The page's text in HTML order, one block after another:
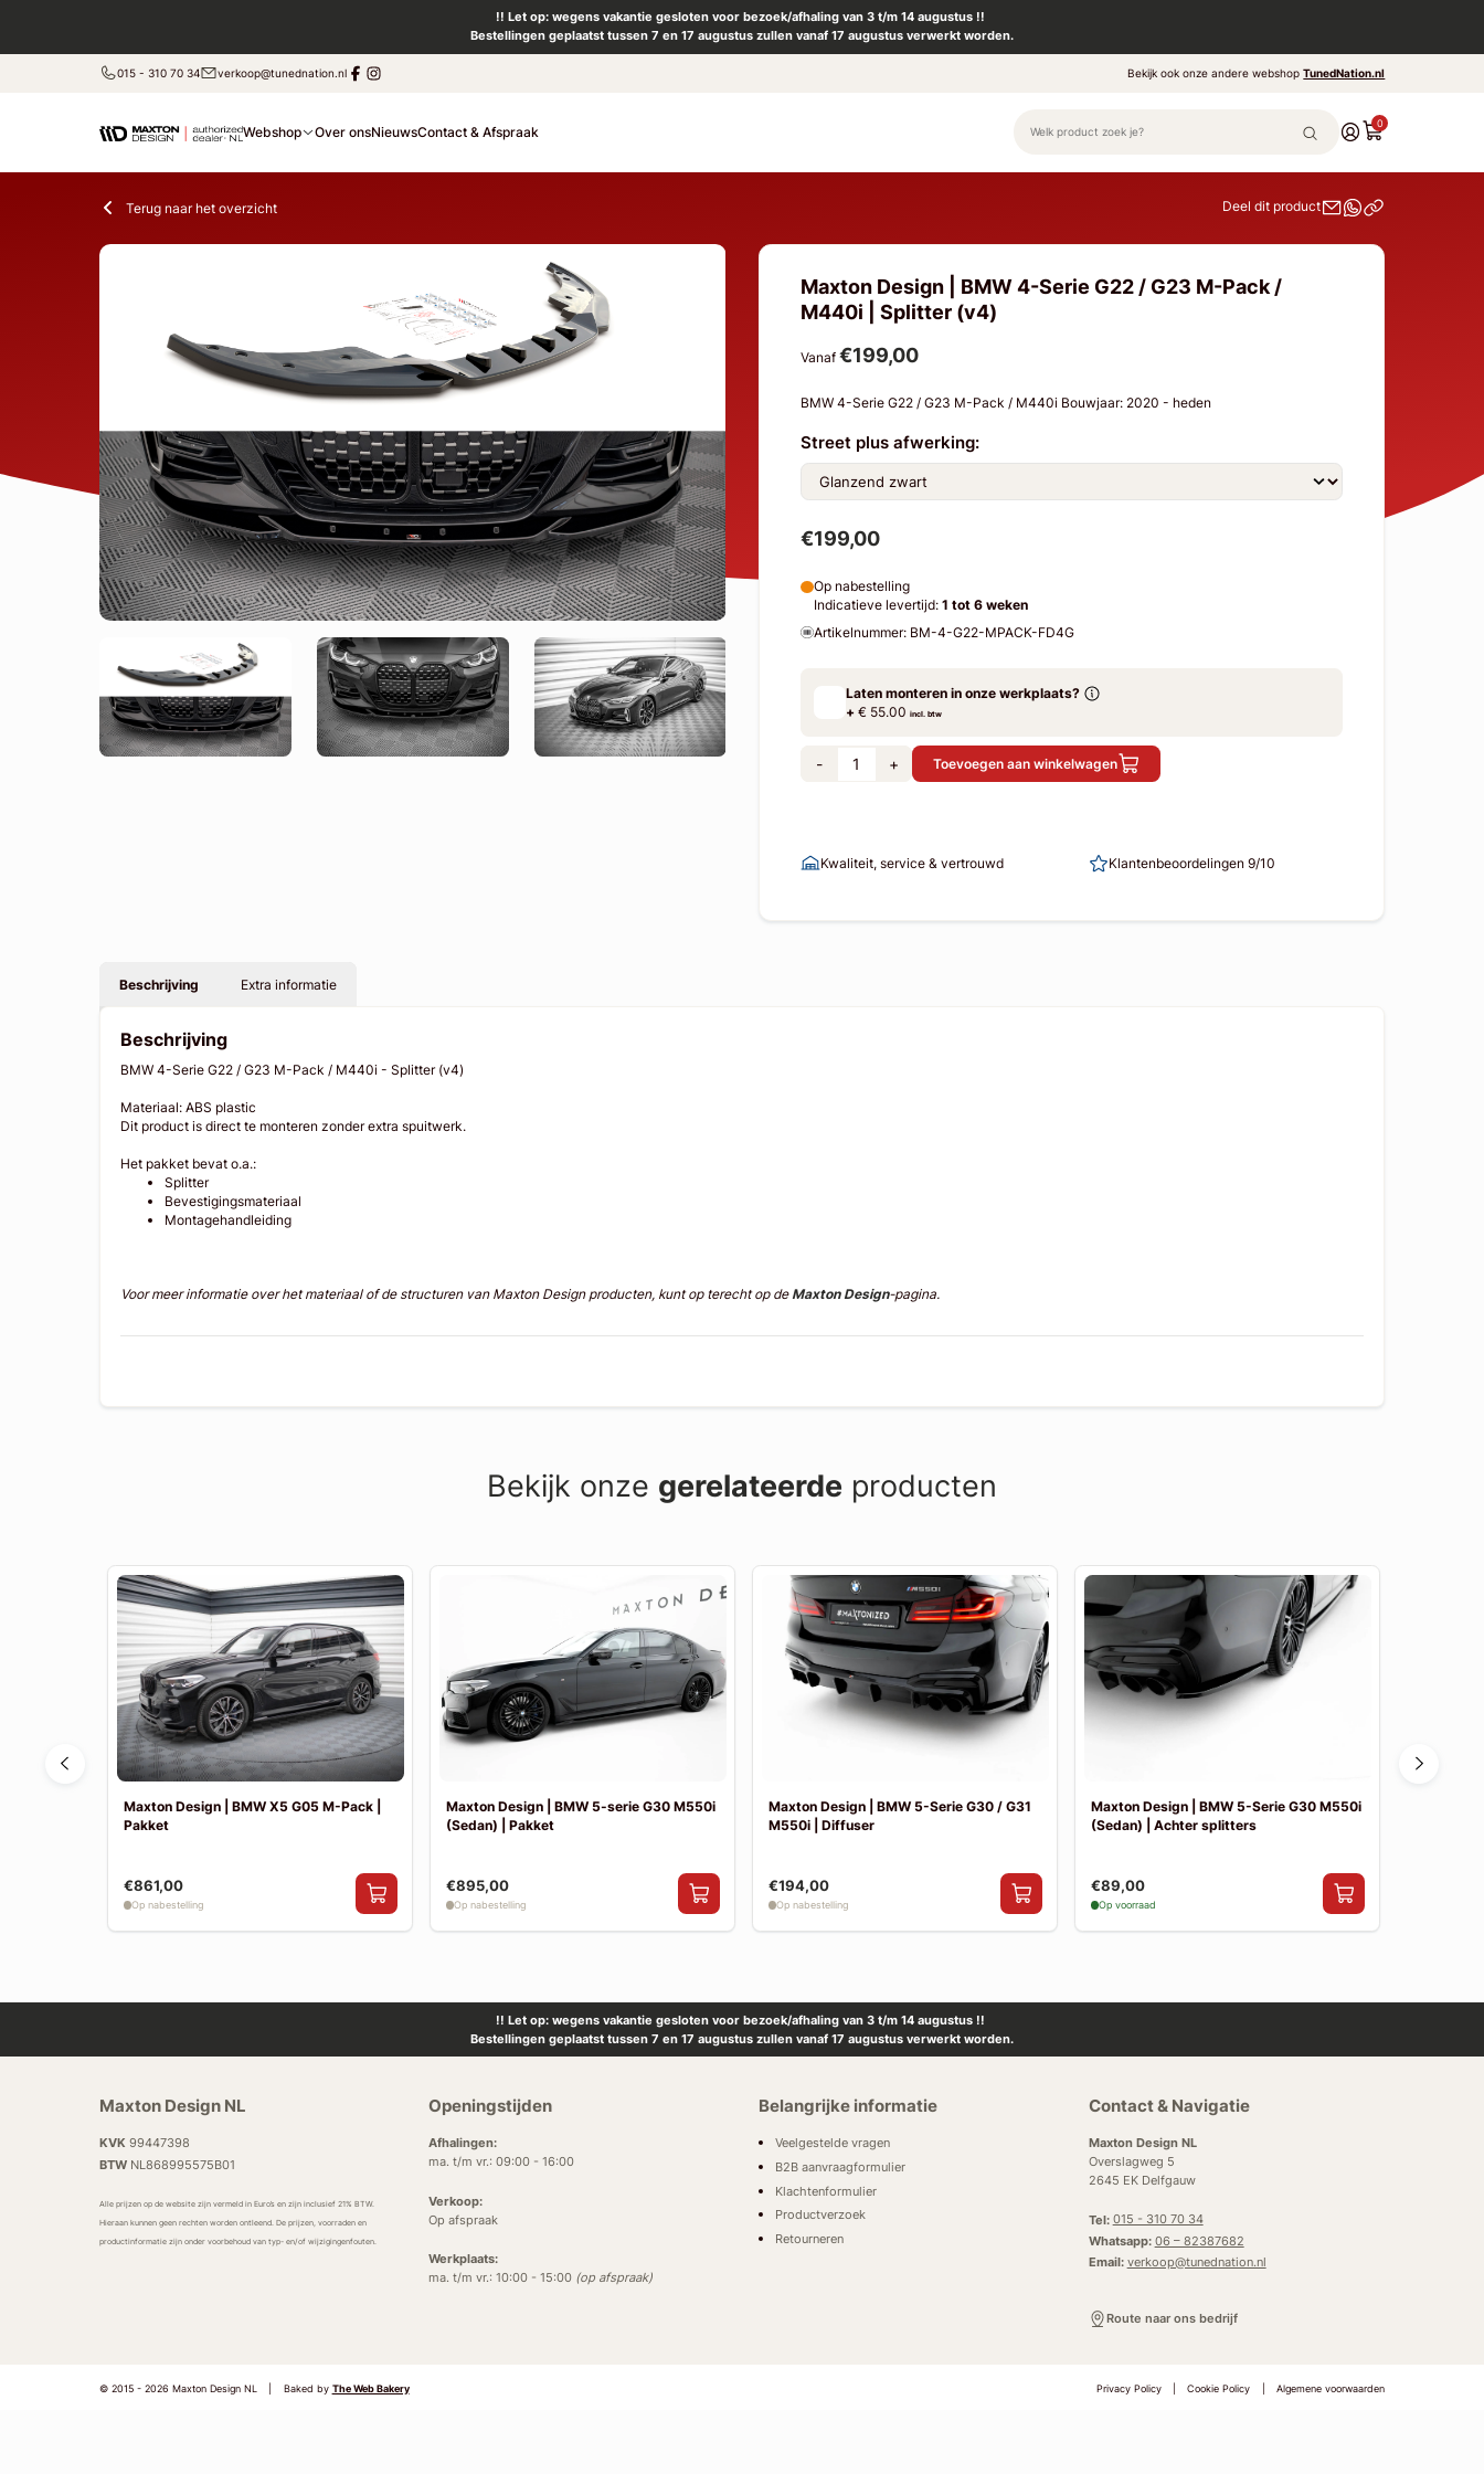
!! Let op: wegens vakantie gesloten voor bezoek/afhaling van 3 t/m 14 augustus !!
Bestellingen geplaatst tussen 7 en 17 augustus zullen vanaf 17 augustus verwerkt worden.
015 - 310 70 34 verkoop@tunednation.nl Bekijk ook onze andere webshopTunedNation.nl
Webshop Over onsNieuwsContact & Afspraak
0
Terug naar het overzicht Deel dit product
Maxton Design | BMW 4-Serie G22 / G23 M-Pack /
M440i | Splitter (v4)
Vanaf €199,00
BMW 4-Serie G22 / G23 M-Pack / M440i Bouwjaar: 2020 - heden
Street plus afwerking:
€199,00
Op nabestelling
Indicatieve levertijd: 1 tot 6 weken
Artikelnummer: BM-4-G22-MPACK-FD4G
Laten monteren in onze werkplaats?
+€ 55.00 incl. btw
- + Toevoegen aan winkelwagen
Kwaliteit, service & vertrouwd Klantenbeoordelingen 9/10
Beschrijving Extra informatie
Beschrijving
BMW 4-Serie G22 / G23 M-Pack / M440i - Splitter (v4)
Materiaal: ABS plastic
Dit product is direct te monteren zonder extra spuitwerk.
Het pakket bevat o.a.:
Splitter
Bevestigingsmateriaal
Montagehandleiding
Voor meer informatie over het materiaal of de structuren van Maxton Design producten, kunt op terecht op deMaxton Design-pagina.
Bekijk onze gerelateerde producten
Maxton Design | BMW X5 G05 M-Pack |
Pakket
€861,00
Op nabestelling
Maxton Design | BMW 5-serie G30 M550i
(Sedan) | Pakket
€895,00
Op nabestelling
Maxton Design | BMW 5-Serie G30 / G31
M550i | Diffuser
€194,00
Op nabestelling
Maxton Design | BMW 5-Serie G30 M550i
(Sedan) | Achter splitters
€89,00
Op voorraad
!! Let op: wegens vakantie gesloten voor bezoek/afhaling van 3 t/m 14 augustus !!
Bestellingen geplaatst tussen 7 en 17 augustus zullen vanaf 17 augustus verwerkt worden.
Maxton Design NL
KVK 99447398
BTWNL868995575B01
Alle prijzen op de website zijn vermeld in Euro’s en zijn inclusief 21% BTW.
Hieraan kunnen geen rechten worden ontleend. De prijzen, voorraden en
productinformatie zijn onder voorbehoud van typ- en/of wijzigingenfouten.
Openingstijden
Afhalingen:
ma. t/m vr.: 09:00 - 16:00
Verkoop:
Op afspraak
Werkplaats:
ma. t/m vr.: 10:00 - 15:00 (op afspraak)
Belangrijke informatie
Veelgestelde vragen
B2B aanvraagformulier
Klachtenformulier
Productverzoek
Retourneren
Contact & Navigatie
Maxton Design NL
Overslagweg 5
2645 EK Delfgauw
Tel: 015 - 310 70 34
Whatsapp: 06 – 82387682
Email: verkoop@tunednation.nl
Route naar ons bedrijf
© 2015 - 2026 Maxton Design NL Baked by The Web Bakery Privacy Policy Cookie Policy Algemene voorwaarden